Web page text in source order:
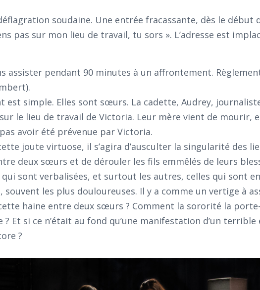
soudaine. Une entrée fracassante, dès le début
pas sur mon lieu de travail, tu sors ». L’adresse est
assister pendant 90 minutes à un affrontement.
est simple. Elles sont sœurs. La cadette, Audrey,
le lieu de travail de Victoria. Leur mère vient de mourir,
avoir été prévenue par Victoria.
joute virtuose, il s’agira d’ausculter la singularité des
deux sœurs et de dérouler les fils emmêlés de leurs
qui sont verbalisées, et surtout les autres, celles qui sont
souvent les plus douloureuses. Il y a comme un vertige à
haine entre deux sœurs ? Comment la sororité la
? Et si ce n’était au fond qu’une manifestation d’un
?